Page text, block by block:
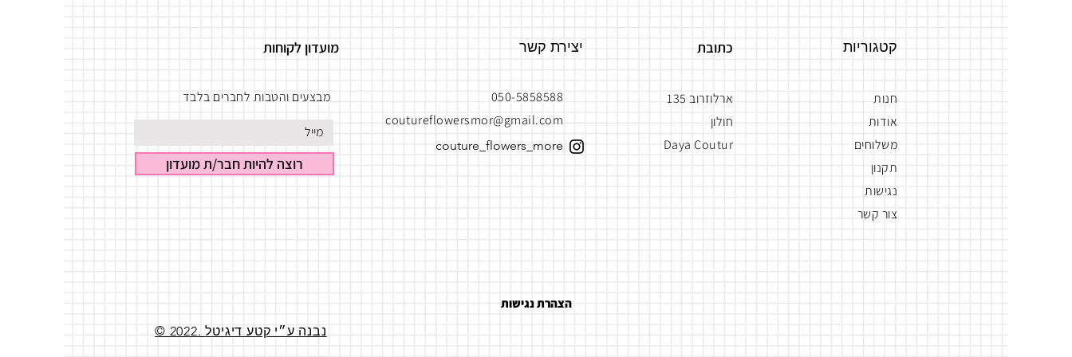
מועדון לקוחות
מבצעים והטבות לחברים בלבד
רוצה להיות חבר/ת מועדון
יצירת קשר
050-5858588
coutureflowersmor@gmail.com
couture_flowers_more
כתובת
ארלוזרוב 135
חולון
Daya Coutur
קטגוריות
חנות
אודות
משלוחים
תקנון
נגישות
צור קשר
הצהרת נגישות
© 2022. נבנה ע״י קטע דיגיטל